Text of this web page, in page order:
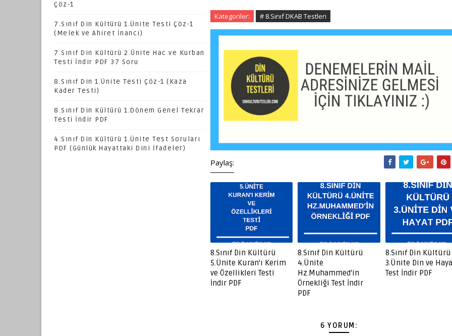
Çöz-1
7.Sınıf Din Kültürü 1.Ünite Testi Çöz-1
(Melek ve Ahiret İnancı)
7.Sınıf Din Kültürü 2.Ünite Hac ve Kurban
Testi İndir PDF 37 Soru
8.Sınıf Din 1.Ünite Testi Çöz-1 (Kaza
Kader Testi)
8.Sınıf Din Kültürü 1.Dönem Genel Tekrar
Testi İndir PDF
4.Sınıf Din Kültürü 1.Ünite Test Soruları
PDF (Günlük Hayattaki Dini İfadeler)
Kategoriler: # 8.Sınıf DKAB Testleri
Paylaş:
8.Sınıf Din Kültürü
5.Ünite Kuran'ı Kerim
ve Özellikleri Testi
İndir PDF
8.Sınıf Din Kültürü
4.Ünite
Hz.Muhammed'in
Örnekliği Test İndir
PDF
8.Sınıf Din Kültürü
3.Ünite Din ve
Test İndir PDF
6 YORUM: